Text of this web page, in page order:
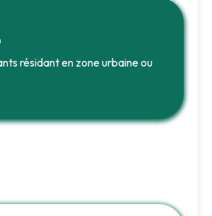
résidant en zone urbaine ou